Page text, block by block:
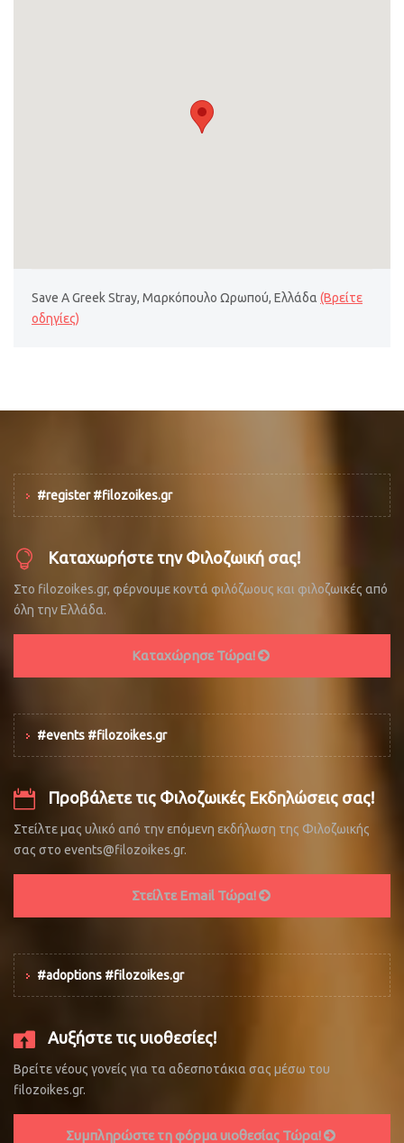
Save A Greek Stray, Μαρκόπουλο Ωρωπού, Ελλάδα (Βρείτε
οδηγίες)
#register #filozoikes.gr
Καταχωρήστε την Φιλοζωική σας!
Στο filozoikes.gr, φέρνουμε κοντά φιλόζωους και φιλοζωικές από
όλη την Ελλάδα.
Καταχώρησε Τώρα!
#events #filozoikes.gr
Προβάλετε τις Φιλοζωικές Εκδηλώσεις σας!
Στείλτε μας υλικό από την επόμενη εκδήλωση της Φιλοζωικής
σας στο events@filozoikes.gr.
Στείλτε Email Τώρα!
#adoptions #filozoikes.gr
Αυξήστε τις υιοθεσίες!
Βρείτε νέους γονείς για τα αδεσποτάκια σας μέσω του
filozoikes.gr.
Συμπληρώστε τη φόρμα υιοθεσίας Τώρα!